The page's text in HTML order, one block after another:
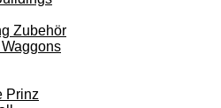
Zubehör
Prinz